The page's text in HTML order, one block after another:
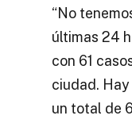
“No
últimas 24
con 61
ciudad.
un total de